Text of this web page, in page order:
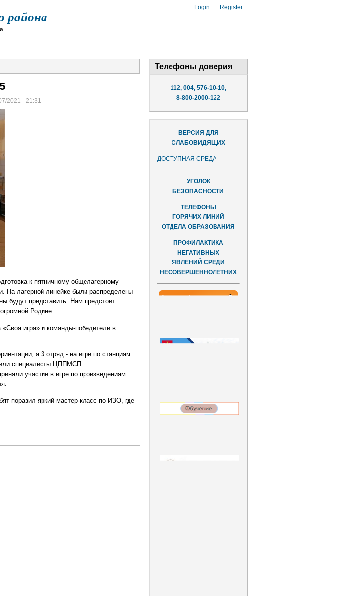
района
Login Register
2021 - 21:31
к пятничному общелагерному
На лагерной линейке были распределены
будут представить. Нам предстоит
Родине.
игра» и команды-победители в
а 3 отряд - на игре по станциям
специалисты ЦППМСП
участие в игре по произведениям
поразил яркий мастер-класс по ИЗО, где
Телефоны доверия
112, 004, 576-10-10,
8-800-2000-122
ВЕРСИЯ ДЛЯ
СЛАБОВИДЯЩИХ
ДОСТУПНАЯ СРЕДА
УГОЛОК
БЕЗОПАСНОСТИ
ТЕЛЕФОНЫ
ГОРЯЧИХ ЛИНИЙ
ОТДЕЛА ОБРАЗОВАНИЯ
ПРОФИЛАКТИКА
НЕГАТИВНЫХ
ЯВЛЕНИЙ СРЕДИ
НЕСОВЕРШЕННОЛЕТНИХ